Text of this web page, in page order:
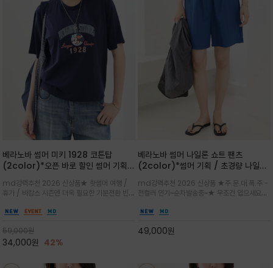
베라노바 썸머 미키 1928 코튼탑
(2color)*오픈 바로 할인 썸머 기획
★ 한정수량 제작 ★ 오가닉 코튼으로
빈티지 프린트로 여름 하의와 모두 잘어
울리는 그래픽
md강력추천 2026 신상품★ 핫썸머 여행 /
휴가 / 바캉스 시즌엔 더욱 필요한 기분전환 빈티
키 컬러 위에 빈티지한 크랙 효과의 레트로 감성
완성
59,000원
34,000원 42%
베라노바 썸머 나일론 쇼트 팬츠
(2color)*썸머 기획 / 초경량 나일론
가벼운 아이템 / 여행 / 일상 / 운동 모
두 가능한 아이템
md강력추천 2026 신상품 ★주.문.대.폭.주 -
전컬러 인기~순차발송중~★ 무조건 입으세요~~
입니다^^가볍고 드라이한 터치감의 나일론 소
룩, 모임룩, 데일리룩까지 다양하게
49,000원